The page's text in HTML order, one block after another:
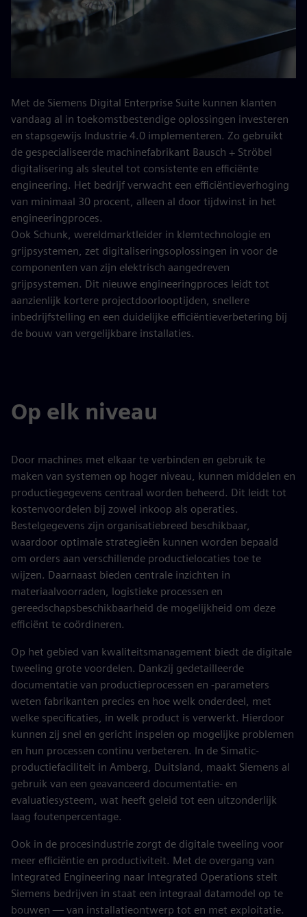
Met de Siemens Digital Enterprise Suite kunnen klanten
vandaag al in toekomstbestendige oplossingen investeren
en stapsgewijs Industrie 4.0 implementeren. Zo gebruikt
de gespecialiseerde machinefabrikant Bausch + Ströbel
digitalisering als sleutel tot consistente en efficiënte
engineering. Het bedrijf verwacht een efficiëntieverhoging
van minimaal 30 procent, alleen al door tijdwinst in het
engineeringproces.
Ook Schunk, wereldmarktleider in klemtechnologie en
grijpsystemen, zet digitaliseringsoplossingen in voor de
componenten van zijn elektrisch aangedreven
grijpsystemen. Dit nieuwe engineeringproces leidt tot
aanzienlijk kortere projectdoorlooptijden, snellere
inbedrijfstelling en een duidelijke efficiëntieverbetering bij
de bouw van vergelijkbare installaties.
Op elk niveau
Door machines met elkaar te verbinden en gebruik te
maken van systemen op hoger niveau, kunnen middelen en
productiegegevens centraal worden beheerd. Dit leidt tot
kostenvoordelen bij zowel inkoop als operaties.
Bestelgegevens zijn organisatiebreed beschikbaar,
waardoor optimale strategieën kunnen worden bepaald
om orders aan verschillende productielocaties toe te
wijzen. Daarnaast bieden centrale inzichten in
materiaalvoorraden, logistieke processen en
gereedschapsbeschikbaarheid de mogelijkheid om deze
efficiënt te coördineren.
Op het gebied van kwaliteitsmanagement biedt de digitale
tweeling grote voordelen. Dankzij gedetailleerde
documentatie van productieprocessen en -parameters
weten fabrikanten precies en hoe welk onderdeel, met
welke specificaties, in welk product is verwerkt. Hierdoor
kunnen zij snel en gericht inspelen op mogelijke problemen
en hun processen continu verbeteren. In de Simatic-
productiefaciliteit in Amberg, Duitsland, maakt Siemens al
gebruik van een geavanceerd documentatie- en
evaluatiesysteem, wat heeft geleid tot een uitzonderlijk
laag foutenpercentage.
Ook in de procesindustrie zorgt de digitale tweeling voor
meer efficiëntie en productiviteit. Met de overgang van
Integrated Engineering naar Integrated Operations stelt
Siemens bedrijven in staat een integraal datamodel op te
bouwen — van installatieontwerp tot en met exploitatie.